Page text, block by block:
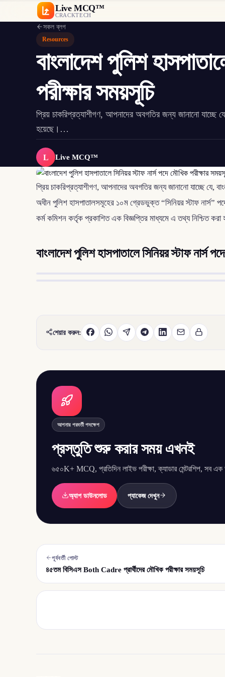
Live MCQ™
CRACKTECH
সকল ব্লগ
Resources
বাংলাদেশ পুলিশ
পরীক্ষার সময়সূচি
প্রিয় চাকরিপ্রত্যাশীগণ, আপনাদের অবগতির জন্য জানানো যাচ্ছে
হয়েছে।…
L Live MCQ™
প্রিয় চাকরিপ্রত্যাশীগণ, আপনাদের অবগতির জন্য জানানো যাচ্ছে যে,
অধীন পুলিশ হাসপাতালসমূহের ১০ম গ্রেডভুক্ত “সিনিয়র স্টাফ নার্স”
কর্ম কমিশন কর্তৃক প্রকাশিত এক বিজ্ঞপ্তির মাধ্যমে এ তথ্য নিশ্চিত করা
বাংলাদেশ পুলিশ হাসপাতালে সিনিয়র স্টাফ নার্স
শেয়ার করুন:
আপনার পরবর্তী পদক্ষেপ
প্রস্তুতি শুরু করার সময় এখনই
৬৫০K+ MCQ, প্রতিদিন লাইভ পরীক্ষা, ক্যাডার মেন্টরশিপ, সব এক
অ্যাপ ডাউনলোড প্যাকেজ দেখুন
পূর্ববর্তী পোস্ট
৪৫তম বিসিএস Both Cadre প্রার্থীদের মৌখিক পরীক্ষার সময়সূচি